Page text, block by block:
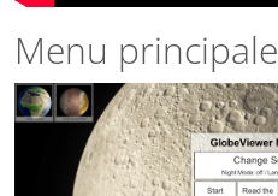
Menu principale